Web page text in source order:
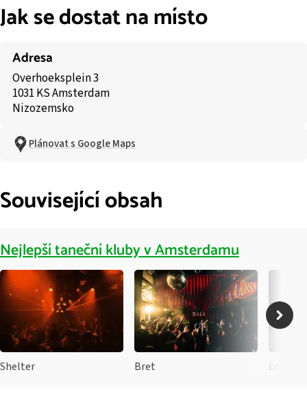
Jak se dostat na místo
Adresa
Overhoeksplein 3
1031 KS Amsterdam
Nizozemsko
Plánovat s Google Maps
Související obsah
Nejlepší taneční kluby v Amsterdamu
Shelter Bret LoFi